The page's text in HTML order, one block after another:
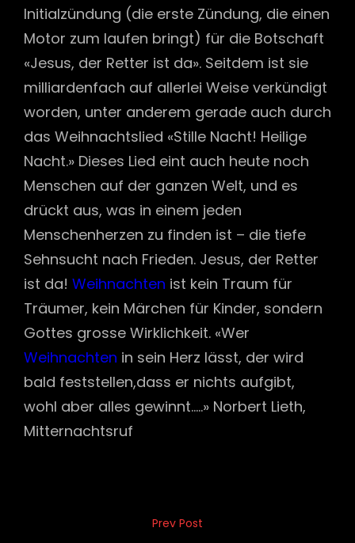
Initialzündung (die erste Zündung, die einen
Motor zum laufen bringt) für die Botschaft
«Jesus, der Retter ist da». Seitdem ist sie
milliardenfach auf allerlei Weise verkündigt
worden, unter anderem gerade auch durch
das Weihnachtslied «Stille Nacht! Heilige
Nacht.» Dieses Lied eint auch heute noch
Menschen auf der ganzen Welt, und es
drückt aus, was in einem jeden
Menschenherzen zu finden ist – die tiefe
Sehnsucht nach Frieden. Jesus, der Retter
ist da! Weihnachten ist kein Traum für
Träumer, kein Märchen für Kinder, sondern
Gottes grosse Wirklichkeit. «Wer
Weihnachten in sein Herz lässt, der wird
bald feststellen,dass er nichts aufgibt,
wohl aber alles gewinnt…..» Norbert Lieth,
Mitternachtsruf
Beitragsnavigation
Prev Post